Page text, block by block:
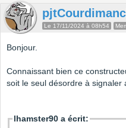
Le 17/11/2024 à 08h54
Bonjour.
Connaissant bien ce
soit le seul désordre à signaler
lhamster90 a écrit: